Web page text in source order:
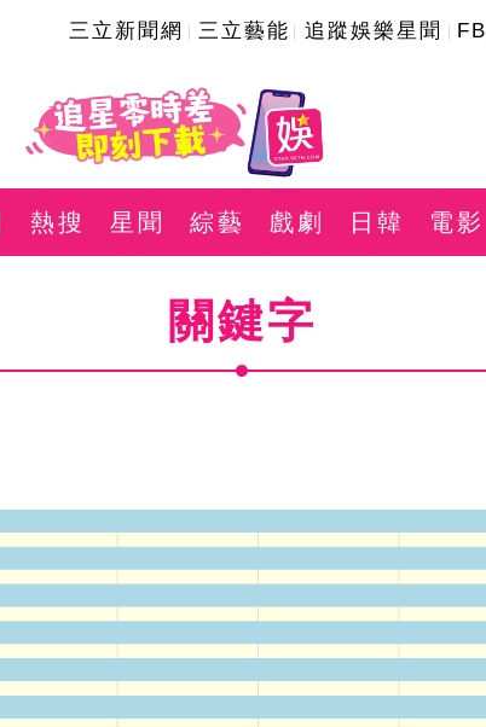
三立新聞網 三立藝能 追蹤娛樂星聞 FB
熱搜 星聞 綜藝 戲劇 日韓 電影
關鍵字